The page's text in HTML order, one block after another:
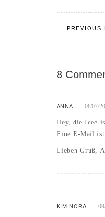
PREVIOUS
8
ANNA 08/07/
Hey, die Idee
Eine E-Mail ist
Lieben Gruß,
KIM NORA